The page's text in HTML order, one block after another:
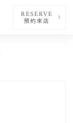
RESERVE
預約來店